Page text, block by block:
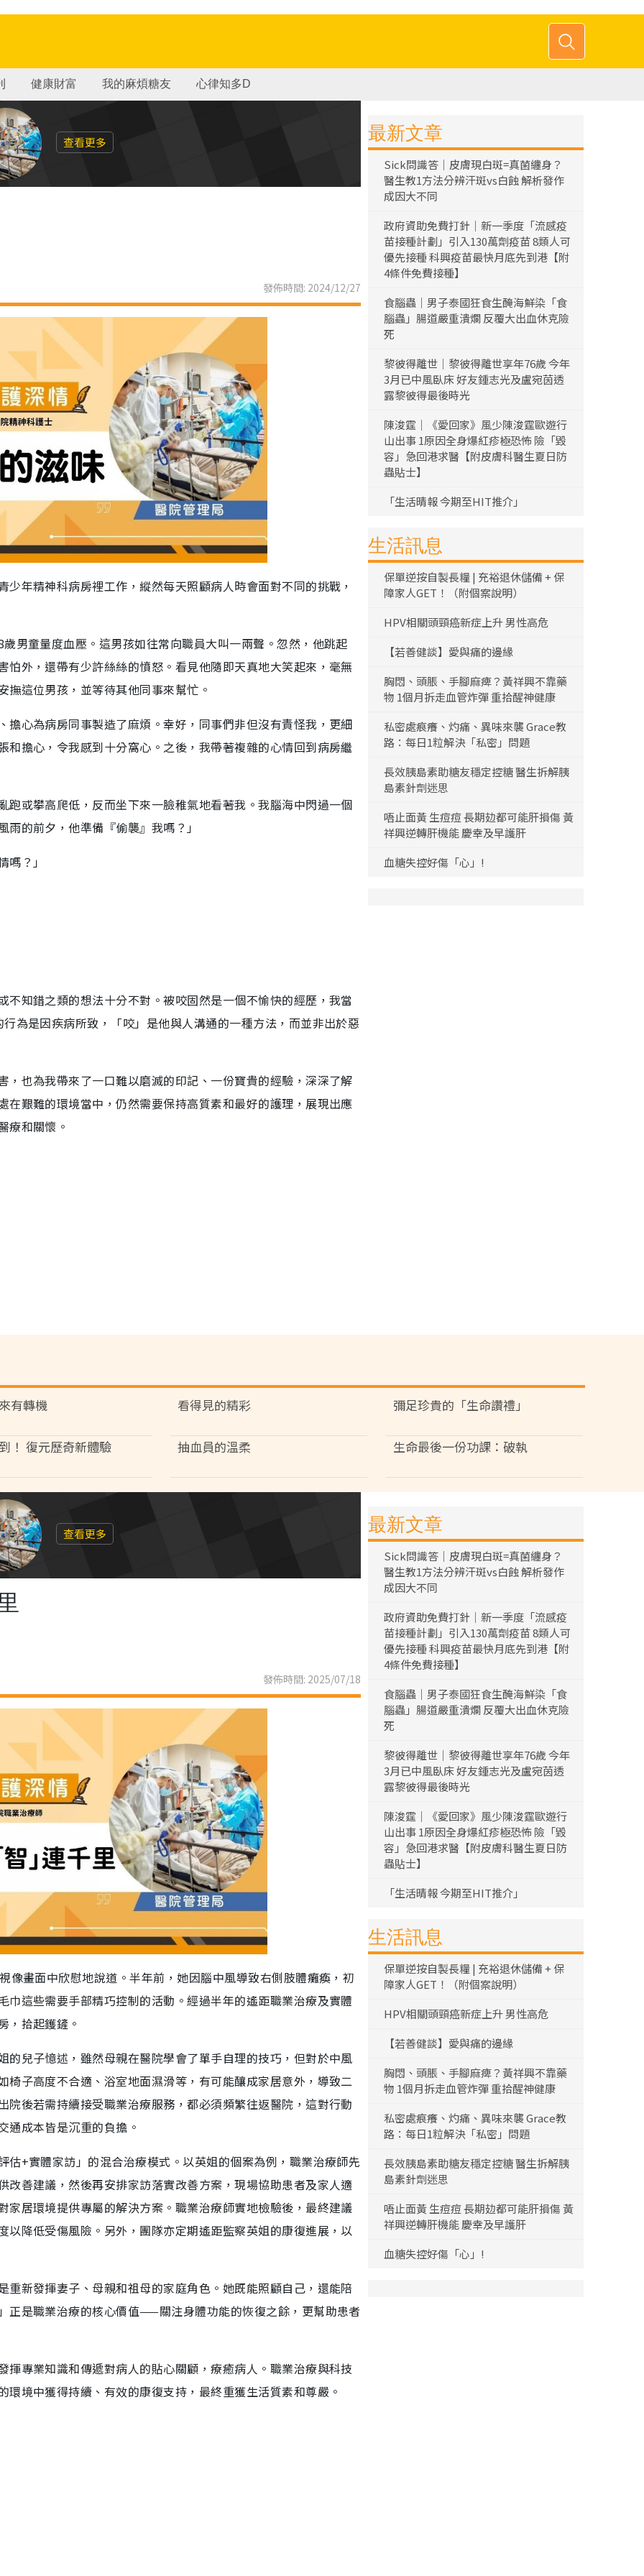
健康財富 我的麻煩糖友 心律知多D
查看更多
發佈時間: 2024/12/27
年精神科病房裡工作，縱然每天照顧病人時會面對不同的挑戰，
男童量度血壓。這男孩如往常向職員大叫一兩聲。忽然，他跳起
外，還帶有少許絲絲的憤怒。看見他隨即天真地大笑起來，毫無
這位男孩，並等待其他同事來幫忙。
心為病房同事製造了麻煩。幸好，同事們非但沒有責怪我，更細
擔心，令我感到十分窩心。之後，我帶著複雜的心情回到病房繼
或攀高爬低，反而坐下來一臉稚氣地看著我。我腦海中閃過一個
的前夕，他準備『偷襲』我嗎？」
？」
知錯之類的想法十分不對。被咬固然是一個不愉快的經歷，我當
為是因疾病所致，「咬」是他與人溝通的一種方法，而並非出於惡
也為我帶來了一口難以磨滅的印記、一份寶貴的經驗，深深了解
艱難的環境當中，仍然需要保持高質素和最好的護理，展現出應
療和關懷。
最新文章
Sick問識答｜皮膚現白斑=真菌纏身？
醫生教1方法分辨汗斑vs白蝕 解析發作
成因大不同
政府資助免費打針｜新一季度「流感疫
苗接種計劃」引入130萬劑疫苗 8類人可
優先接種 科興疫苗最快月底先到港【附
4條件免費接種】
食腦蟲｜男子泰國狂食生醃海鮮染「食
腦蟲」腸道嚴重潰爛 反覆大出血休克險
死
黎彼得離世｜黎彼得離世享年76歲 今年
3月已中風臥床 好友鍾志光及盧宛茵透
露黎彼得最後時光
陳浚霆｜《愛回家》風少陳浚霆歐遊行
山出事 1原因全身爆紅疹極恐怖 險「毀
容」急回港求醫【附皮膚科醫生夏日防
蟲貼士】
「生活晴報 今期至HIT推介」
生活訊息
保單逆按自製長糧 | 充裕退休儲備 + 保
障家人GET！（附個案說明）
HPV相關頭頸癌新症上升 男性高危
【若善健談】愛與痛的邊緣
胸悶、頭脹、手腳麻痺？黃祥興不靠藥
物 1個月拆走血管炸彈 重拾醒神健康
私密處痕癢、灼痛、異味來襲 Grace教
路：每日1粒解決「私密」問題
長效胰島素助糖友穩定控糖 醫生拆解胰
島素針劑迷思
唔止面黃 生痘痘 長期攰都可能肝損傷 黃
祥興逆轉肝機能 慶幸及早護肝
血糖失控好傷「心」!
有轉機 看得見的精彩 彌足珍貴的「生命讚禮」
！ 復元歷奇新體驗 抽血員的溫柔 生命最後一份功課：破執
查看更多
發佈時間: 2025/07/18
像畫面中欣慰地說道。半年前，她因腦中風導致右側肢體癱瘓，初
這些需要手部精巧控制的活動。經過半年的遙距職業治療及實體
，拾起鑊鏟。
兒子憶述，雖然母親在醫院學會了單手自理的技巧，但對於中風
子高度不合適、浴室地面濕滑等，有可能釀成家居意外，導致二
後若需持續接受職業治療服務，都必須頻繁往返醫院，這對行動
通成本皆是沉重的負擔。
+實體家訪」的混合治療模式。以英姐的個案為例，職業治療師先
善建議，然後再安排家訪落實改善方案，現場協助患者及家人適
居環境提供專屬的解決方案。職業治療師實地檢驗後，最終建議
降低受傷風險。另外，團隊亦定期遙距監察英姐的康復進展，以
新發揮妻子、母親和祖母的家庭角色。她既能照顧自己，還能陪
正是職業治療的核心價值——關注身體功能的恢復之餘，更幫助患者
專業知識和傳遞對病人的貼心關顧，療癒病人。職業治療與科技
境中獲得持續、有效的康復支持，最終重獲生活質素和尊嚴。
最新文章
Sick問識答｜皮膚現白斑=真菌纏身？
醫生教1方法分辨汗斑vs白蝕 解析發作
成因大不同
政府資助免費打針｜新一季度「流感疫
苗接種計劃」引入130萬劑疫苗 8類人可
優先接種 科興疫苗最快月底先到港【附
4條件免費接種】
食腦蟲｜男子泰國狂食生醃海鮮染「食
腦蟲」腸道嚴重潰爛 反覆大出血休克險
死
黎彼得離世｜黎彼得離世享年76歲 今年
3月已中風臥床 好友鍾志光及盧宛茵透
露黎彼得最後時光
陳浚霆｜《愛回家》風少陳浚霆歐遊行
山出事 1原因全身爆紅疹極恐怖 險「毀
容」急回港求醫【附皮膚科醫生夏日防
蟲貼士】
「生活晴報 今期至HIT推介」
生活訊息
保單逆按自製長糧 | 充裕退休儲備 + 保
障家人GET！（附個案說明）
HPV相關頭頸癌新症上升 男性高危
【若善健談】愛與痛的邊緣
胸悶、頭脹、手腳麻痺？黃祥興不靠藥
物 1個月拆走血管炸彈 重拾醒神健康
私密處痕癢、灼痛、異味來襲 Grace教
路：每日1粒解決「私密」問題
長效胰島素助糖友穩定控糖 醫生拆解胰
島素針劑迷思
唔止面黃 生痘痘 長期攰都可能肝損傷 黃
祥興逆轉肝機能 慶幸及早護肝
血糖失控好傷「心」!